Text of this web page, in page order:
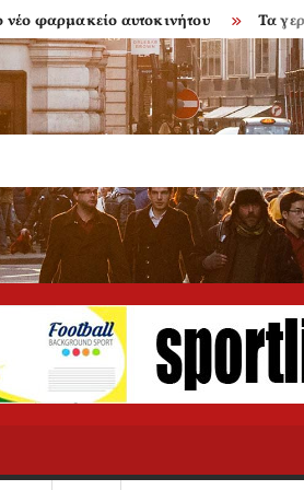
αυτοκινήτου Τα